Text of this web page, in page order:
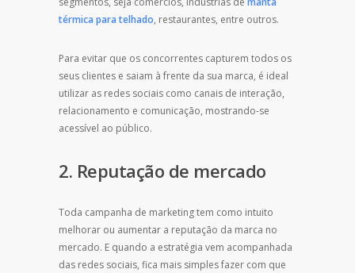
térmica para telhado, restaurantes, entre outros.
Para evitar que os concorrentes capturem todos os
seus clientes e saiam à frente da sua marca, é ideal
utilizar as redes sociais como canais de interação,
relacionamento e comunicação, mostrando-se
acessível ao público.
2. Reputação de mercado
Toda campanha de marketing tem como intuito
melhorar ou aumentar a reputação da marca no
mercado. E quando a estratégia vem acompanhada
das redes sociais, fica mais simples fazer com que